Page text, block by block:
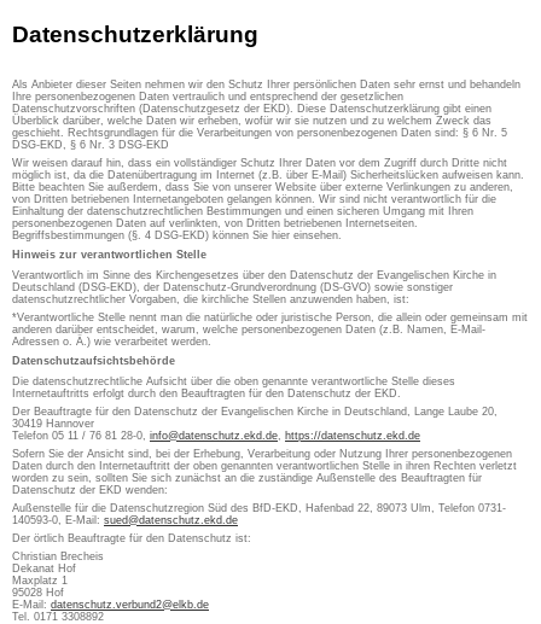
Datenschutzerklärung
Als Anbieter dieser Seiten nehmen wir den Schutz Ihrer persönlichen Daten sehr ernst und behandeln
Ihre personenbezogenen Daten vertraulich und entsprechend der gesetzlichen
Datenschutzvorschriften (Datenschutzgesetz der EKD). Diese Datenschutzerklärung gibt einen
Überblick darüber, welche Daten wir erheben, wofür wir sie nutzen und zu welchem Zweck das
geschieht. Rechtsgrundlagen für die Verarbeitungen von personenbezogenen Daten sind: § 6 Nr. 5
DSG-EKD, § 6 Nr. 3 DSG-EKD
Wir weisen darauf hin, dass ein vollständiger Schutz Ihrer Daten vor dem Zugriff durch Dritte nicht
möglich ist, da die Datenübertragung im Internet (z.B. über E-Mail) Sicherheitslücken aufweisen kann.
Bitte beachten Sie außerdem, dass Sie von unserer Website über externe Verlinkungen zu anderen,
von Dritten betriebenen Internetangeboten gelangen können. Wir sind nicht verantwortlich für die
Einhaltung der datenschutzrechtlichen Bestimmungen und einen sicheren Umgang mit Ihren
personenbezogenen Daten auf verlinkten, von Dritten betriebenen Internetseiten.
Begriffsbestimmungen (§. 4 DSG-EKD) können Sie hier einsehen.
Hinweis zur verantwortlichen Stelle
Verantwortlich im Sinne des Kirchengesetzes über den Datenschutz der Evangelischen Kirche in
Deutschland (DSG-EKD), der Datenschutz-Grundverordnung (DS-GVO) sowie sonstiger
datenschutzrechtlicher Vorgaben, die kirchliche Stellen anzuwenden haben, ist:
*Verantwortliche Stelle nennt man die natürliche oder juristische Person, die allein oder gemeinsam mit
anderen darüber entscheidet, warum, welche personenbezogenen Daten (z.B. Namen, E-Mail-
Adressen o. Ä.) wie verarbeitet werden.
Datenschutzaufsichtsbehörde
Die datenschutzrechtliche Aufsicht über die oben genannte verantwortliche Stelle dieses
Internetauftritts erfolgt durch den Beauftragten für den Datenschutz der EKD.
Der Beauftragte für den Datenschutz der Evangelischen Kirche in Deutschland, Lange Laube 20,
30419 Hannover
Telefon 05 11 / 76 81 28-0, info@datenschutz.ekd.de, https://datenschutz.ekd.de
Sofern Sie der Ansicht sind, bei der Erhebung, Verarbeitung oder Nutzung Ihrer personenbezogenen
Daten durch den Internetauftritt der oben genannten verantwortlichen Stelle in ihren Rechten verletzt
worden zu sein, sollten Sie sich zunächst an die zuständige Außenstelle des Beauftragten für
Datenschutz der EKD wenden:
Außenstelle für die Datenschutzregion Süd des BfD-EKD, Hafenbad 22, 89073 Ulm, Telefon 0731-
140593-0, E-Mail: sued@datenschutz.ekd.de
Der örtlich Beauftragte für den Datenschutz ist:
Christian Brecheis
Dekanat Hof
Maxplatz 1
95028 Hof
E-Mail: datenschutz.verbund2@elkb.de
Tel. 0171 3308892